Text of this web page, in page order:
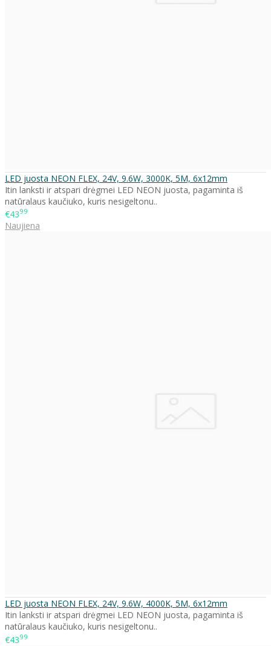
LED juosta NEON FLEX, 24V, 9.6W, 3000K, 5M, 6x12mm
Itin lanksti ir atspari drėgmei LED NEON juosta, pagaminta iš
natūralaus kaučiuko, kuris nesigeltonu..
€4399
Naujiena
LED juosta NEON FLEX, 24V, 9.6W, 4000K, 5M, 6x12mm
Itin lanksti ir atspari drėgmei LED NEON juosta, pagaminta iš
natūralaus kaučiuko, kuris nesigeltonu..
€4399